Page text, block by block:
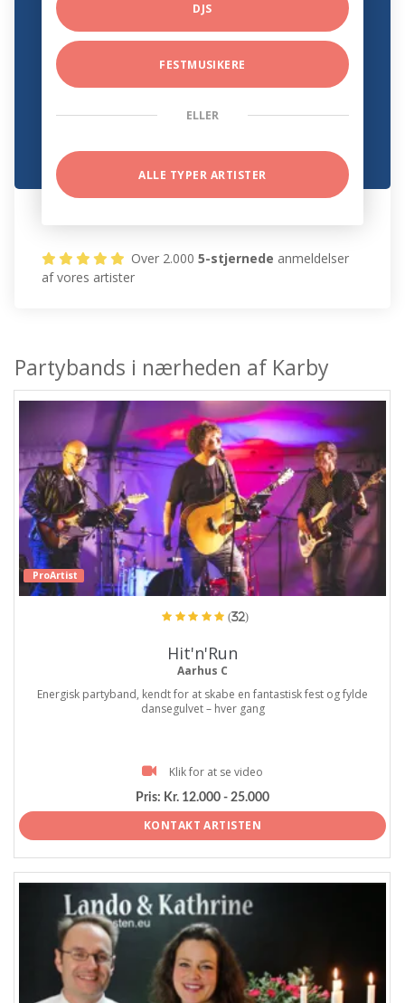
DJS
FESTMUSIKERE
ELLER
ALLE TYPER ARTISTER
Over 2.0005-stjernede anmeldelser
af vores artister
Partybands i nærheden af Karby
ProArtist
(32)
Hit'n'Run
Aarhus C
Energisk partyband, kendt for at skabe en fantastisk fest og fylde
dansegulvet – hver gang
Klik for at se video
Pris: Kr. 12.000 - 25.000
KONTAKT ARTISTEN